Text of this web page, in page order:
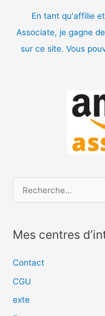
En tant qu'affilie
Associate, je gagne
sur ce site. Vous
h
e
Mes centres
Contact
CGU
exte